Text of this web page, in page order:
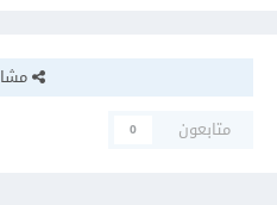
متابعون
0